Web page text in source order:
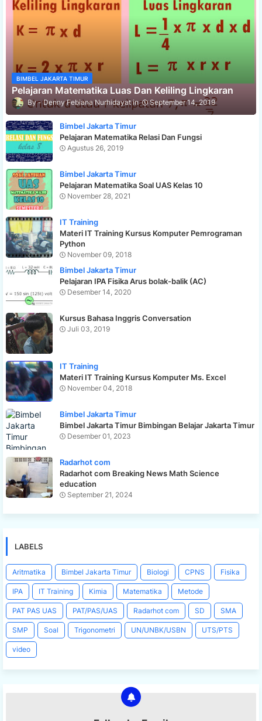
BIMBEL JAKARTA TIMUR
Pelajaran Matematika Luas Dan Keliling Lingkaran
Denny Febiana Nurhidayat September 14, 2019
Bimbel Jakarta Timur
Pelajaran Matematika Relasi Dan Fungsi
Agustus 26, 2019
Bimbel Jakarta Timur
Pelajaran Matematika Soal UAS Kelas 10
November 28, 2021
IT Training
Materi IT Training Kursus Komputer Pemrograman
Python
November 09, 2018
Bimbel Jakarta Timur
Pelajaran IPA Fisika Arus bolak-balik (AC)
Desember 14, 2020
Kursus Bahasa Inggris Conversation
Juli 03, 2019
IT Training
Materi IT Training Kursus Komputer Ms. Excel
November 04, 2018
Bimbel Jakarta Timur
Bimbel Jakarta Timur Bimbingan Belajar Jakarta Timur
Desember 01, 2023
Radarhot com
Radarhot com Breaking News Math Science
education
September 21, 2024
LABELS
Aritmatika Bimbel Jakarta Timur Biologi CPNS Fisika
IPA IT Training Kimia Matematika Metode
PAT PAS UAS PAT/PAS/UAS Radarhot com SD SMA
SMP Soal Trigonometri UN/UNBK/USBN UTS/PTS
video